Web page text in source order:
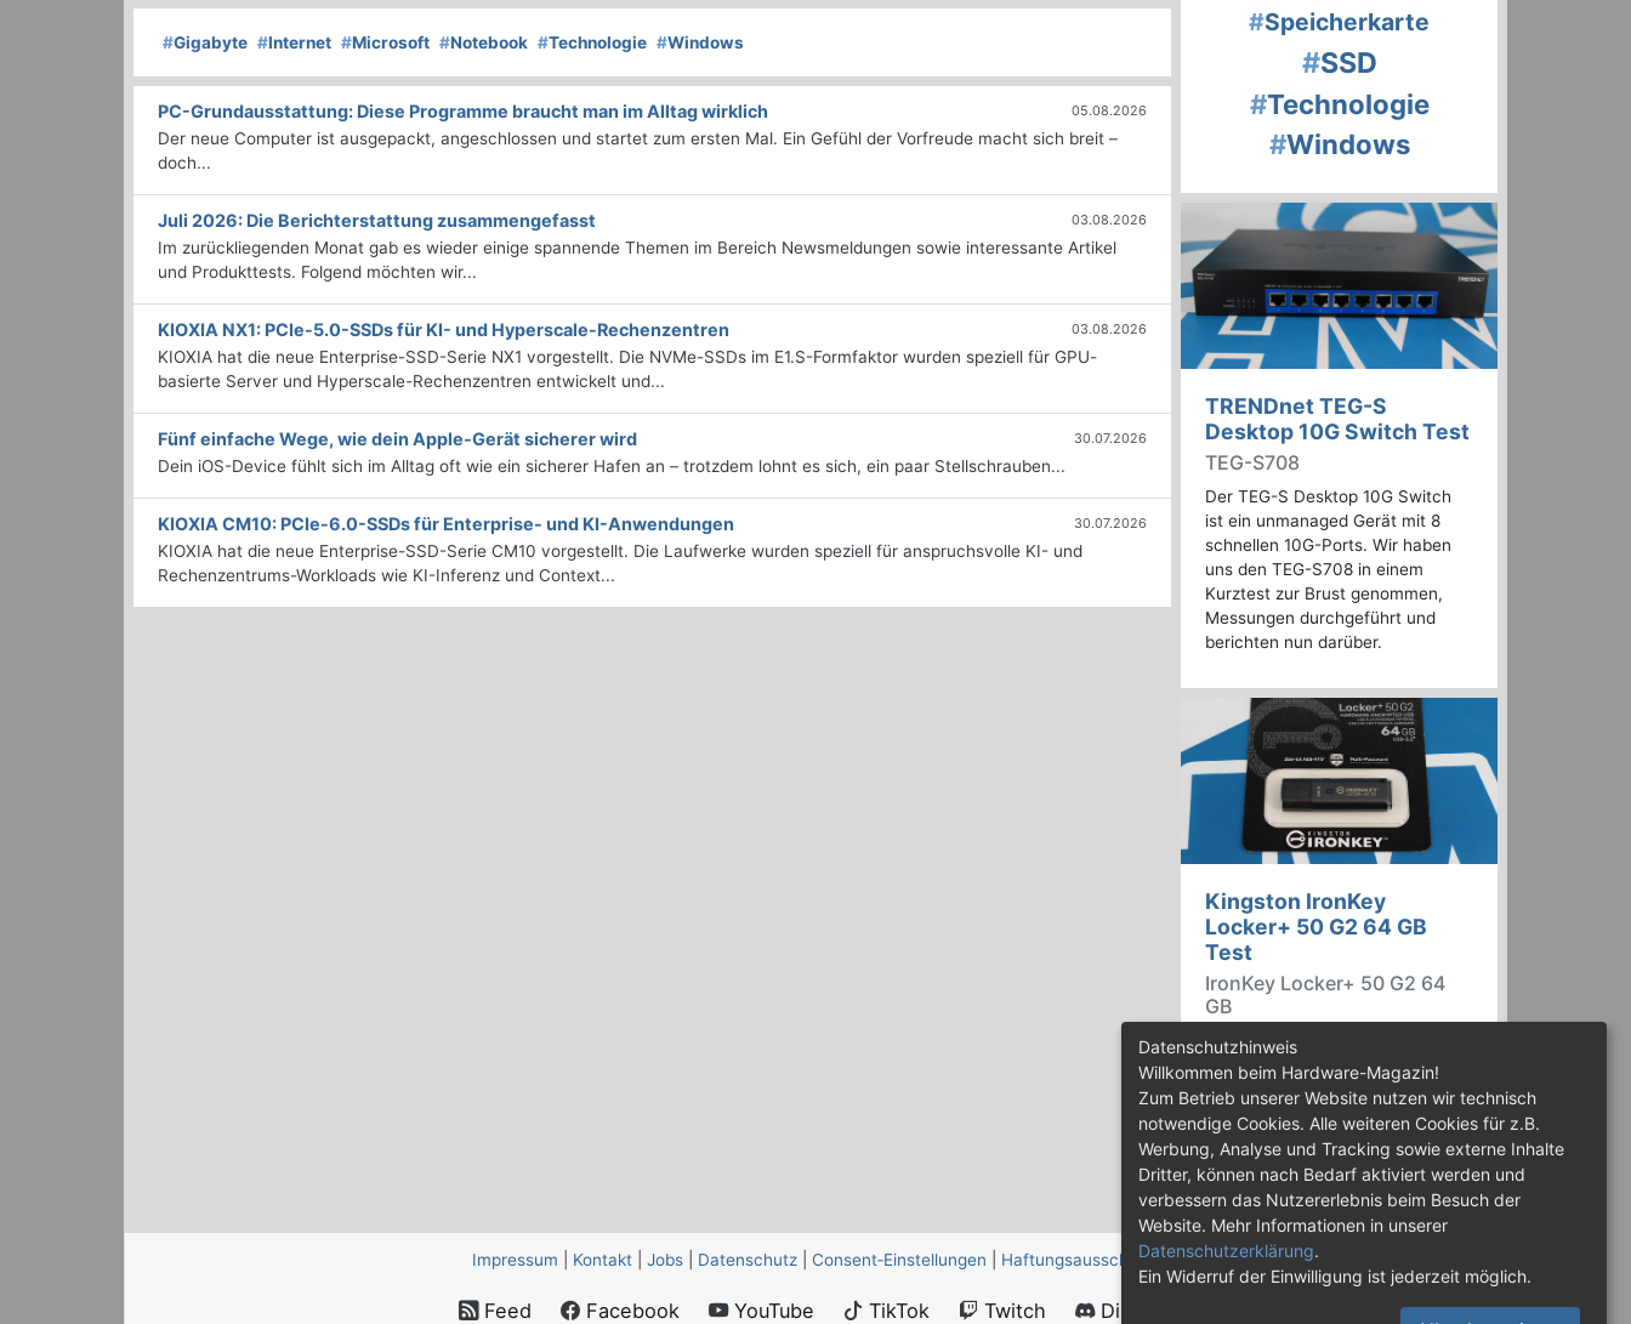
#Gigabyte #Internet #Microsoft #Notebook #Technologie #Windows
PC-Grundausstattung: Diese Programme braucht man im Alltag wirklich 05.08.2026
Der neue Computer ist ausgepackt, angeschlossen und startet zum ersten Mal. Ein Gefühl der Vorfreude macht sich breit –
doch...
Juli 2026: Die Bericht­erstattung zusammengefasst 03.08.2026
Im zurückliegenden Monat gab es wieder einige spannende Themen im Bereich Newsmeldungen sowie interessante Artikel
und Produkttests. Folgend möchten wir...
KIOXIA NX1: PCIe-5.0-SSDs für KI- und Hyperscale-Rechenzentren 03.08.2026
KIOXIA hat die neue Enterprise-SSD-Serie NX1 vorgestellt. Die NVMe-SSDs im E1.S-Formfaktor wurden speziell für GPU-
basierte Server und Hyperscale-Rechenzentren entwickelt und...
Fünf einfache Wege, wie dein Apple-Gerät sicherer wird 30.07.2026
Dein iOS-Device fühlt sich im Alltag oft wie ein sicherer Hafen an – trotzdem lohnt es sich, ein paar Stellschrauben...
KIOXIA CM10: PCIe-6.0-SSDs für Enterprise- und KI-Anwendungen 30.07.2026
KIOXIA hat die neue Enterprise-SSD-Serie CM10 vorgestellt. Die Laufwerke wurden speziell für anspruchsvolle KI- und
Rechenzentrums-Workloads wie KI-Inferenz und Context...
#Speicherkarte
#SSD
#Technologie
#Windows
TRENDnet TEG-S
Desktop 10G Switch Test
TEG-S708
Der TEG-S Desktop 10G Switch
ist ein unmanaged Gerät mit 8
schnellen 10G-Ports. Wir haben
uns den TEG-S708 in einem
Kurztest zur Brust genommen,
Messungen durchgeführt und
berichten nun darüber.
Kingston IronKey
Locker+ 50 G2 64 GB
Test
IronKey Locker+ 50 G2 64
GB
Der IronKey Locker+ 50 G2 von
Kingston ist ein USB-
Flashspeicher mit 256 Bit starker
AES-HW-Verschlüsselung im XTS-
Modus. Wir haben das 64-GB-
Modell im Praxistest genauer
begutachtet.
Impressum Kontakt Jobs Datenschutz Consent‑Einstellungen Haftungsausschluss
Feed Facebook YouTube TikTok Twitch Discord
Datenschutzhinweis
Willkommen beim Hardware-Magazin!
Zum Betrieb unserer Website nutzen wir technisch
notwendige Cookies. Alle weiteren Cookies für z.B.
Werbung, Analyse und Tracking sowie externe Inhalte
Dritter, können nach Bedarf aktiviert werden und
verbessern das Nutzererlebnis beim Besuch der
Website. Mehr Informationen in unserer
Datenschutzerklärung.
Ein Widerruf der Einwilligung ist jederzeit möglich.